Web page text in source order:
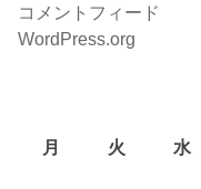
コメントフィード
WordPress.org
月
火 水